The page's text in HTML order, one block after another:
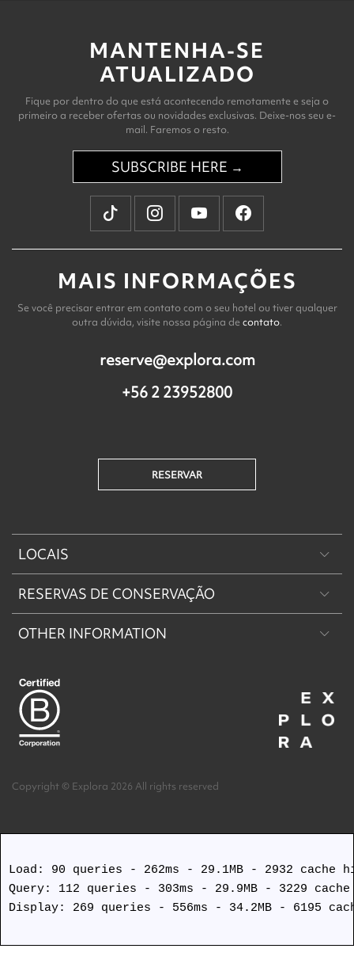
MANTENHA-SE
ATUALIZADO
Fique por dentro do que está acontecendo remotamente e seja o
primeiro a receber ofertas ou novidades exclusivas. Deixe-nos seu e-
mail. Faremos o resto.
SUBSCRIBE HERE →
MAIS INFORMAÇÕES
Se você precisar entrar em contato com o seu hotel ou tiver qualquer
outra dúvida, visite nossa página de contato.
reserve@explora.com
+56 2 23952800
RESERVAR
LOCAIS
Patagônia
Machu Picchu & Vale Sagrado
Ilha de Páscoa
RESERVAS DE CONSERVAÇÃO
Reserva de Conservação Explora Torres del Paine
OTHER INFORMATION
Acerca de nosotros
Termos e Condições
Protocolos de segurança Covid
Copyright © Explora 2026 All rights reserved
Load: 90 queries - 262ms - 29.1MB - 2932 cache
Query: 112 queries - 303ms - 29.9MB - 3229
Display: 269 queries - 556ms - 34.2MB - 6195